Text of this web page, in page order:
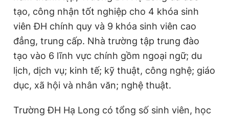
tạo, công nhận tốt nghiệp cho 4 khóa sinh
viên ĐH chính quy và 9 khóa sinh viên cao
đẳng, trung cấp. Nhà trường tập trung đào
tạo vào 6 lĩnh vực chính gồm ngoại ngữ; du
lịch, dịch vụ; kinh tế; kỹ thuật, công nghệ; giáo
dục, xã hội và nhân văn; nghệ thuật.
Trường ĐH Hạ Long có tổng số sinh viên, học